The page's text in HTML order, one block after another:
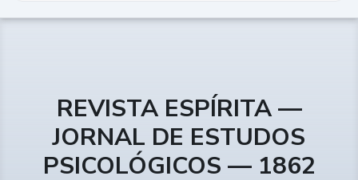
REVISTA ESPÍRITA —
JORNAL DE ESTUDOS
PSICOLÓGICOS — 1862